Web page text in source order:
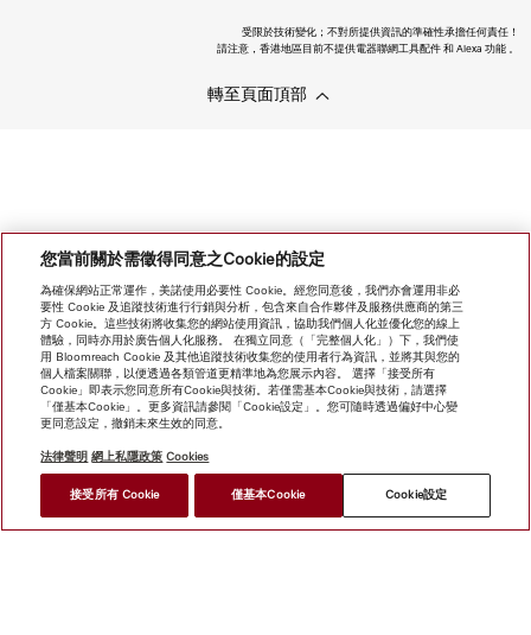
受限於技術變化；不對所提供資訊的準確性承擔任何責任！
請注意，香港地區目前不提供電器聯網工具配件 和 Alexa 功能 。
轉至頁面頂部
您當前關於需徵得同意之Cookie的設定
為確保網站正常運作，美諾使用必要性 Cookie。經您同意後，我們亦會運用非必
要性 Cookie 及追蹤技術進行行銷與分析，包含來自合作夥伴及服務供應商的第三
方 Cookie。這些技術將收集您的網站使用資訊，協助我們個人化並優化您的線上
體驗，同時亦用於廣告個人化服務。 在獨立同意（「完整個人化」）下，我們使
用 Bloomreach Cookie 及其他追蹤技術收集您的使用者行為資訊，並將其與您的
個人檔案關聯，以便透過各類管道更精準地為您展示內容。 選擇「接受所有
Cookie」即表示您同意所有Cookie與技術。若僅需基本Cookie與技術，請選擇
「僅基本Cookie」。更多資訊請參閱「Cookie設定」。您可隨時透過偏好中心變
更同意設定，撤銷未來生效的同意。
法律聲明 網上私隱政策 Cookies
接受所有 Cookie 僅基本Cookie Cookie設定